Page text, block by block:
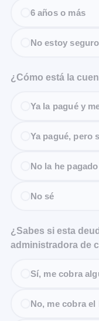
6 años o más
No estoy seguro
¿Cómo está la
Ya la pagué y
Ya pagué, pero
No la he pagado
No sé
¿Sabes si esta
administradora de
Sí, me cobra
No, me cobra